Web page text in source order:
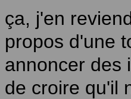
ça, j'en
propos d'une
annoncer des
de croire qu'il